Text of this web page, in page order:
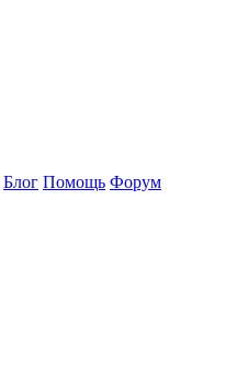
Блог Помощь Форум